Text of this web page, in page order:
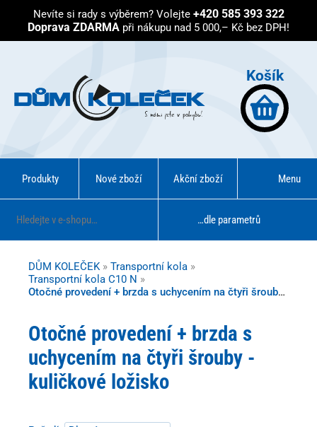
Nevíte si rady s výběrem? Volejte +420 585 393 322
Doprava ZDARMA při nákupu nad 5 000,– Kč bez DPH!
Košík
Produkty Nové zboží Akční zboží Menu
…dle parametrů
DŮM KOLEČEK» Transportní kola »
Transportní kola C10 N »
Otočné provedení + brzda s uchycením na čtyři šrouby - kuličkové ložisko
Otočné provedení + brzda s
uchycením na čtyři šrouby -
kuličkové ložisko